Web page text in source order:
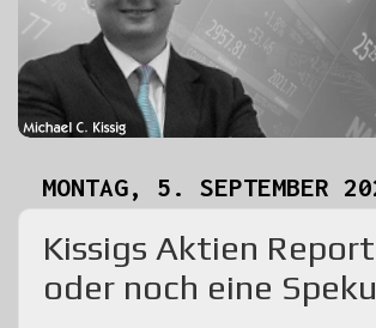
MONTAG, 5. SEPTEMBER
Kissigs Aktien
oder noch eine